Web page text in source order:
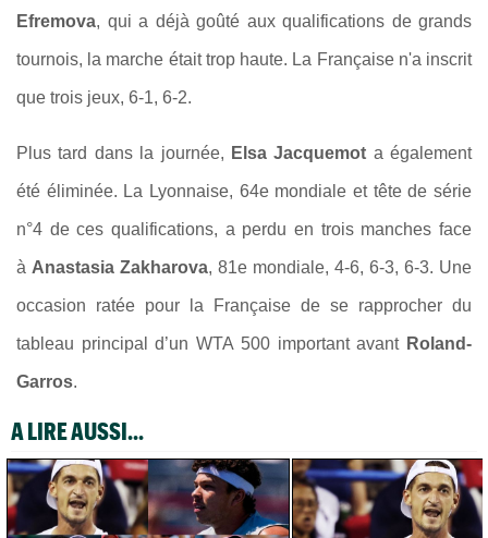
Efremova, qui a déjà goûté aux qualifications de grands
tournois, la marche était trop haute. La Française n'a inscrit
que trois jeux, 6-1, 6-2.
Plus tard dans la journée, Elsa Jacquemot a également
été éliminée. La Lyonnaise, 64e mondiale et tête de série
n°4 de ces qualifications, a perdu en trois manches face
à Anastasia Zakharova, 81e mondiale, 4-6, 6-3, 6-3. Une
occasion ratée pour la Française de se rapprocher du
tableau principal d’un WTA 500 important avant Roland-
Garros.
A LIRE AUSSI...